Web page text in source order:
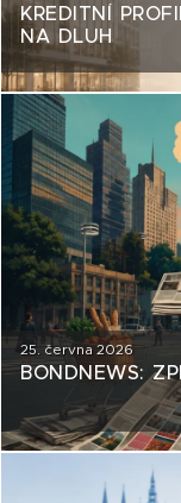
KREDITNÍ
NA DLUH
25. června 2026
BONDNEWS: